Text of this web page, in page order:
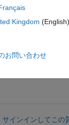
サインインしてこの
Kingdom (English)
お問い合わせ